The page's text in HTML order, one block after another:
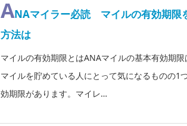
ANAマイラー必読 マイルの有効期限
方法は
マイルの有効期限とはANAマイルの基本有効期
マイルを貯めている人にとって気になるものの1
効期限があります。マイレ…